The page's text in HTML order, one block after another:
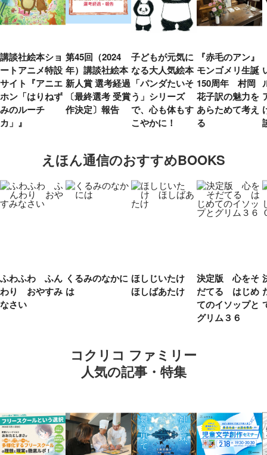
講談社絵本ショ
ートアニメ特設
サイト『アニエ
ホン「はりねず
みのルーチ
カ」』
第45回（2024
年）講談社絵本
新人賞 選考経過
〔最終選考 受賞
作決定〕報告
子どもが元気に
なる大人気絵本
「パンダたいそ
う」シリーズ
で、心も体もす
こやかに！
『赤毛のアン』
モンゴメリ生誕
150周年 村岡
花子訳の魅力を
あらためて考え
る
えほん通信のおすすめBOOKS
ふわふわ ふん
わり おやすみ
なさい
くるみのなかに
は
ほしじいたけ
ほしばあたけ
決定版 心をそ
だてる はじめ
てのイソップと
グリム３６
コクリコ ファミリー
人気の記事・特集